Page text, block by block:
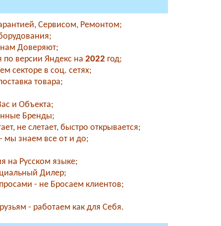
Сервисом, Ремонтом;
нам Доверяют;
версии Яндекс на 2022 год;
секторе в соц. сетях;
товара;
и Объекта;
Бренды;
не слетает, быстро открывается;
- мы знаем все от и до;
на Русском языке;
Дилер;
- не Бросаем клиентов;
- работаем как для Себя.